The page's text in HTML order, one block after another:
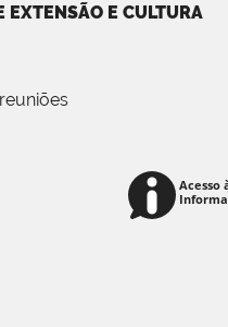
EXTENSÃO E CULTURA